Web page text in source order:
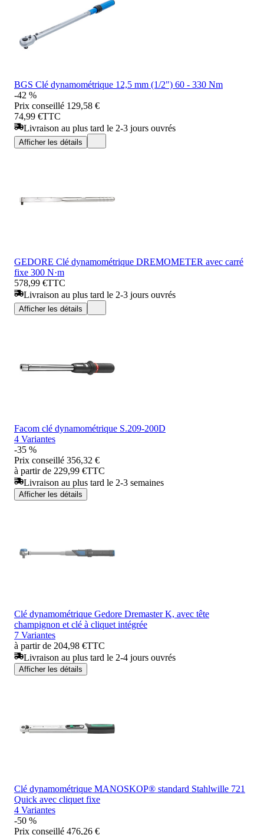
BGS Clé dynamométrique 12,5 mm (1/2") 60 - 330 Nm
-42 %
Prix conseillé 129,58 €
74,99 €TTC
Livraison au plus tard le 2-3 jours ouvrés
Afficher les détails
GEDORE Clé dynamométrique DREMOMETER avec carré
fixe 300 N·m
578,99 €TTC
Livraison au plus tard le 2-3 jours ouvrés
Afficher les détails
Facom clé dynamométrique S.209-200D
4 Variantes
-35 %
Prix conseillé 356,32 €
à partir de 229,99 €TTC
Livraison au plus tard le 2-3 semaines
Afficher les détails
Clé dynamométrique Gedore Dremaster K, avec tête
champignon et clé à cliquet intégrée
7 Variantes
à partir de 204,98 €TTC
Livraison au plus tard le 2-4 jours ouvrés
Afficher les détails
Clé dynamométrique MANOSKOP® standard Stahlwille 721
Quick avec cliquet fixe
4 Variantes
-50 %
Prix conseillé 476,26 €